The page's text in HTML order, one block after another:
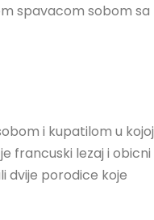
spavacom sobom sa
i kupatilom u kojoj
francuski lezaj i obicni
dvije porodice koje